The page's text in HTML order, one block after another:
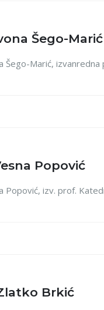
Šego-Marić
Šego-Marić,
Popović
Popović, izv. prof.
Brkić